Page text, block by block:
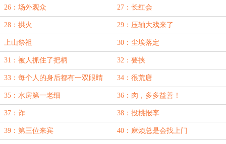
26：场外观众 27：长红会
28：拱火 29：压轴大戏来了
上山祭祖 30：尘埃落定
31：被人抓住了把柄 32：要挟
33：每个人的身后都有一双眼睛 34：很荒唐
35：水房第一老细 36：肉，多多益善！
37：诈 38：投桃报李
39：第三位来宾 40：麻烦总是会找上门